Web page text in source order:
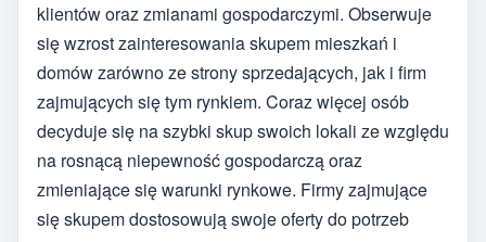
klientów oraz zmianami gospodarczymi. Obserwuje
się wzrost zainteresowania skupem mieszkań i
domów zarówno ze strony sprzedających, jak i firm
zajmujących się tym rynkiem. Coraz więcej osób
decyduje się na szybki skup swoich lokali ze względu
na rosnącą niepewność gospodarczą oraz
zmieniające się warunki rynkowe. Firmy zajmujące
się skupem dostosowują swoje oferty do potrzeb